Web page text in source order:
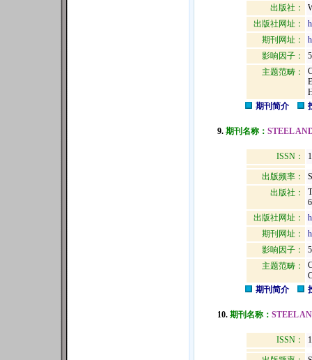
出版社：
出版社网址：
期刊网址：
影响因子：
主题范畴：
期刊简介
9. 期刊名称： STEEL
ISSN：
出版频率：
出版社：
出版社网址：
期刊网址：
影响因子：
主题范畴：
期刊简介
10. 期刊名称： STEEL
ISSN：